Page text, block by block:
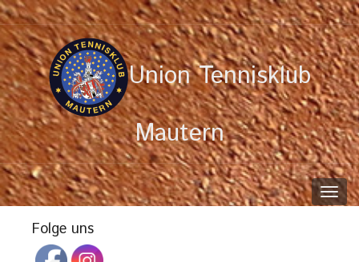
Union Tennisklub
Mautern
Folge uns